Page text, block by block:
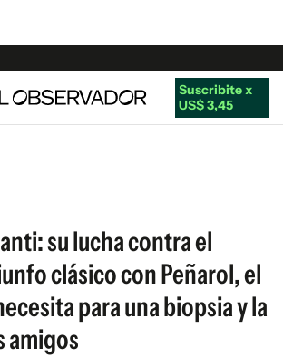
Suscribite x
US$ 3,45
su lucha contra el
clásico con Peñarol, el
para una biopsia y la
amigos